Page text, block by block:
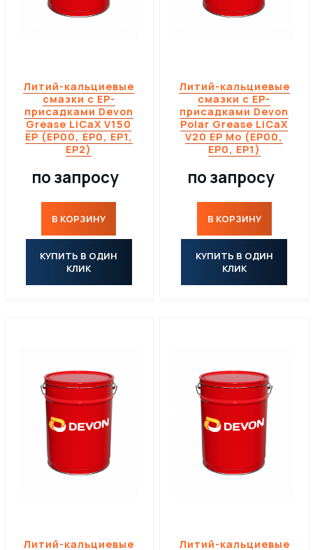
Литий-кальциевые
смазки с EP-
присадками Devon
Grease LiCaX V150
EP (EP00, EP0, EP1,
EP2)
по запросу
В КОРЗИНУ
КУПИТЬ В ОДИН
КЛИК
Литий-кальциевые
смазки с EP-
присадками Devon
Polar Grease LiCaX
V20 EP Mo (EP00,
EP0, EP1)
по запросу
В КОРЗИНУ
КУПИТЬ В ОДИН
КЛИК
Литий-кальциевые Литий-кальциевые